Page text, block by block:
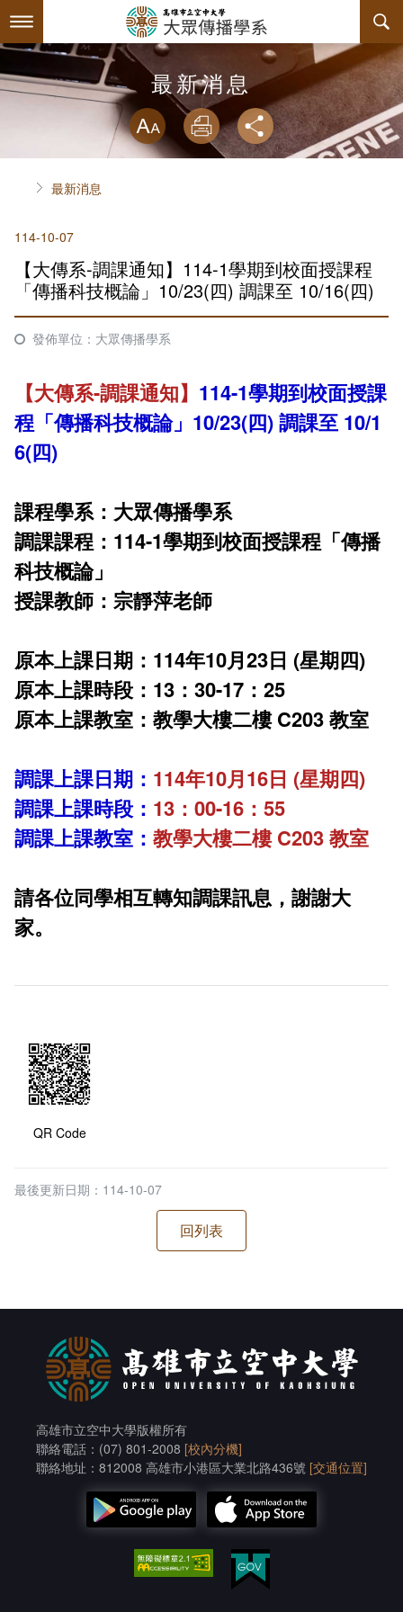
到
要
容
關於本系
系主任介紹
連絡系辦
諮詢信箱
師資陣容
課程規劃
課程資訊
授課大綱
教材資訊
課程地圖主頁
互動服務
檔案下載
活動花絮
系學會
學會幹部
回空大首頁
最新消息
略過字型切
放大
列印 分享
首頁最新消息
114-10-07
【大傳系-調課通知】114-1學期到校面授課程
「傳播科技概論」10/23(四) 調課至 10/16(四)
發佈單位：大眾傳播學系
【大傳系-調課通知】 114-1學期到校面授課
程「傳播科技概論」10/23(四) 調課至 10/1
6(四)
課程學系：大眾傳播學系
調課課程：114-1學期到校面授課程「傳播
科技概論」
授課教師：宗靜萍老師
原本上課日期：114年10月23日 (星期四)
原本上課時段：13：30-17：25
原本上課教室：教學大樓二樓 C203 教室
調課上課日期： 114年10月16日 (星期四)
調課上課時段： 13：00-16：55
調課上課教室： 教學大樓二樓 C203 教室
請各位同學相互轉知調課訊息，謝謝大
家。
QR Code
最後更新日期：114-10-07
高雄市立空中大學版權所有
聯絡電話：(07) 801-2008 [校內分機]
聯絡地址：812008 高雄市小港區大業北路436號 [交通位置]